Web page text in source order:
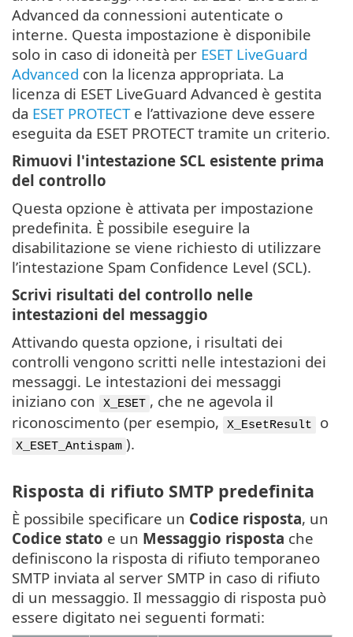
Advanced da connessioni autenticate o
interne. Questa impostazione è disponibile
solo in caso di idoneità per ESET LiveGuard
Advanced con la licenza appropriata. La
licenza di ESET LiveGuard Advanced è gestita
da ESET PROTECTe l’attivazione deve essere
eseguita da ESET PROTECT tramite un criterio.
Rimuovi l'intestazione SCL esistente prima
del controllo
Questa opzione è attivata per impostazione
predefinita. È possibile eseguire la
disabilitazione se viene richiesto di utilizzare
l’intestazione Spam Confidence Level (SCL).
Scrivi risultati del controllo nelle
intestazioni del messaggio
Attivando questa opzione, i risultati dei
controlli vengono scritti nelle intestazioni dei
messaggi. Le intestazioni dei messaggi
iniziano con
X_ESET , che ne agevola il
riconoscimento (per esempio,
X_EsetResult o
X_ESET_Antispam ).
Risposta di rifiuto SMTP predefinita
È possibile specificare un Codice risposta, un
Codice stato e un Messaggio risposta che
definiscono la risposta di rifiuto temporaneo
SMTP inviata al server SMTP in caso di rifiuto
di un messaggio. Il messaggio di risposta può
essere digitato nei seguenti formati: